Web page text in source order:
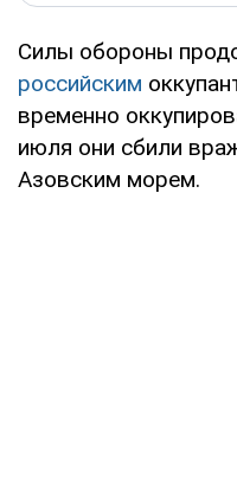
Силы обороны
российским
временно
июля они сбили
Азовским морем.